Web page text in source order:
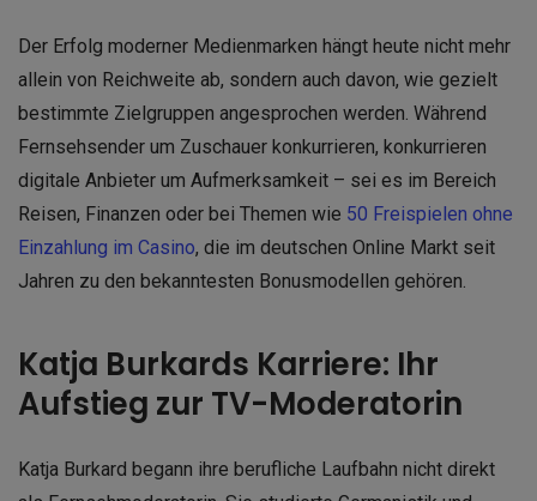
Der Erfolg moderner Medienmarken hängt heute nicht mehr
allein von Reichweite ab, sondern auch davon, wie gezielt
bestimmte Zielgruppen angesprochen werden. Während
Fernsehsender um Zuschauer konkurrieren, konkurrieren
digitale Anbieter um Aufmerksamkeit – sei es im Bereich
Reisen, Finanzen oder bei Themen wie 50 Freispielen ohne
Einzahlung im Casino, die im deutschen Online Markt seit
Jahren zu den bekanntesten Bonusmodellen gehören.
Katja Burkards Karriere: Ihr
Aufstieg zur TV-Moderatorin
Katja Burkard begann ihre berufliche Laufbahn nicht direkt